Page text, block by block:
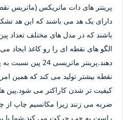
پرینتر های دات ماتریکس (ماتریس
باشند که در مدل های مختلف تعداد
الگو های نقطه ای را رو کاغذ ایجاد می
نقطه بیشتر تولید می کند که همین
کیفیت تر شدن کاراکتر می شود.پین
ضربه می زنند زیرا مکانسیم چاپ
راست به چپ حرکت می کند.شما با